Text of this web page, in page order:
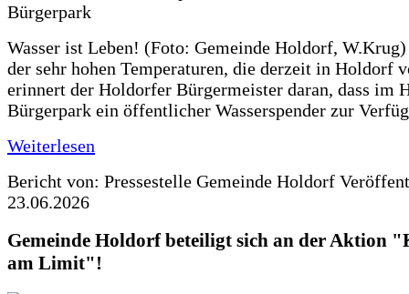
Wasser ist Leben! (Foto: Gemeinde Holdorf,
der sehr hohen Temperaturen, die derzeit in Holdorf
erinnert der Holdorfer Bürgermeister daran, dass im
Bürgerpark ein öffentlicher Wasserspender zur
Weiterlesen
Bericht von: Pressestelle Gemeinde Holdorf
23.06.2026
Gemeinde Holdorf beteiligt sich an der Aktion
am Limit"!